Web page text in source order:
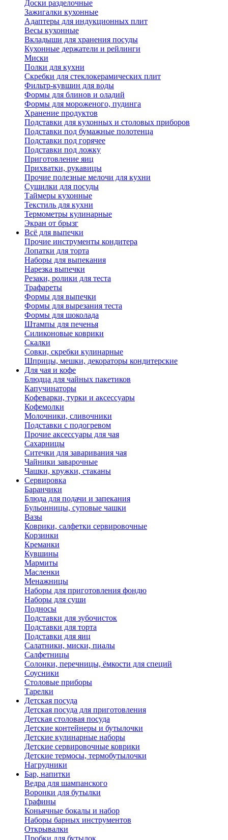
Доски разделочные
Зажигалки кухонные
Адаптеры для индукционных плит
Весы кухонные
Вкладыши для хранения посуды
Кухонные держатели и рейлинги
Миски
Полки для кухни
Скребки для стеклокерамических плит
Фильтр-кувшин для воды
Формы для блинов и оладий
Формы для мороженого, пудинга
Хранение продуктов
Подставки для кухонных и столовых приборов
Подставки под бумажные полотенца
Подставки под горячее
Подставки под ложку
Приготовление яиц
Прихватки, рукавицы
Прочие полезные мелочи для кухни
Сушилки для посуды
Таймеры кухонные
Текстиль для кухни
Термометры кулинарные
Экран от брызг
Всё для выпечки
Прочие инструменты кондитера
Лопатки для торта
Наборы для выпекания
Нарезка выпечки
Резаки, ролики для теста
Трафареты
Формы для выпечки
Формы для вырезания теста
Формы для шоколада
Штампы для печенья
Силиконовые коврики
Скалки
Совки, скребки кулинарные
Шприцы, мешки, декораторы кондитерские
Для чая и кофе
Блюдца для чайных пакетиков
Капучинаторы
Кофеварки, турки и аксессуары
Кофемолки
Молочники, сливочники
Подставки с подогревом
Прочие аксессуары для чая
Сахарницы
Ситечки для заваривания чая
Чайники заварочные
Чашки, кружки, стаканы
Сервировка
Баранчики
Блюда для подачи и запекания
Бульонницы, суповые чашки
Вазы
Коврики, салфетки сервировочные
Корзинки
Креманки
Кувшины
Мармиты
Масленки
Менажницы
Наборы для приготовления фондю
Наборы для суши
Подносы
Подставки для зубочисток
Подставки для торта
Подставки для яиц
Салатники, миски, пиалы
Салфетницы
Солонки, перечницы, ёмкости для специй
Соусники
Столовые приборы
Тарелки
Детская посуда
Детская посуда для приготовления
Детская столовая посуда
Детские контейнеры и бутылочки
Детские кулинарные наборы
Детские сервировочные коврики
Детские термосы, термобутылочки
Нагрудники
Бар, напитки
Ведра для шампанского
Воронки для бутылки
Графины
Коньячные бокалы и набор
Наборы барных инструментов
Открывалки
Пробки для бутылок